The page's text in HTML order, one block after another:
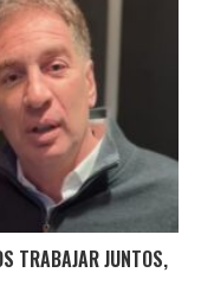
TRABAJAR JUNTOS,